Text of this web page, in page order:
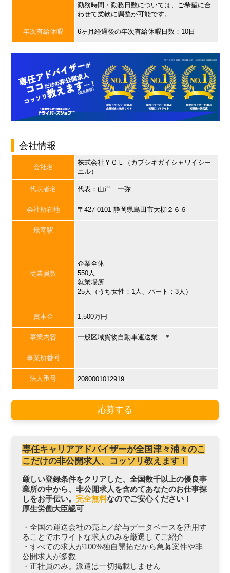
勤務時間・勤務日数については、ご希望に合
わせて柔軟に調整が可能です。
年次有給休暇 6ヶ月経過後の年次有給休暇日数：10日
会社情報
会社名
株式会社ＹＣＬ（カブシキガイシャワイシー
エル）
代表者名 代表：山岸 一弥
会社所在地 〒427-0101 静岡県島田市大柳２６６
最寄駅
従業員数
企業全体
550人
就業場所
25人（うち女性：1人、パート：3人）
資本金 1,500万円
事業内容 一般区域貨物自動車運送業 ＊
事業所番号
法人番号 2080001012919
応募する
専任キャリアアドバイザーが全国津々浦々のこ
こだけの非公開求人、コッソリ教えます！
厳しい登録条件をクリアした、全国数千以上の優良事
業所の中から、非公開求人を含めてあなたのお仕事探
しをお手伝い。 完全無料なのでご安心ください！
厚生労働大臣認可
・全国の運送会社の売上／給与データベースを活用す
ることでホワイトな求人のみを厳選してご紹介
・すべての求人が100%独自開拓だから急募案件や非
公開求人が多数
・正社員のみ。派遣は一切掲載しません